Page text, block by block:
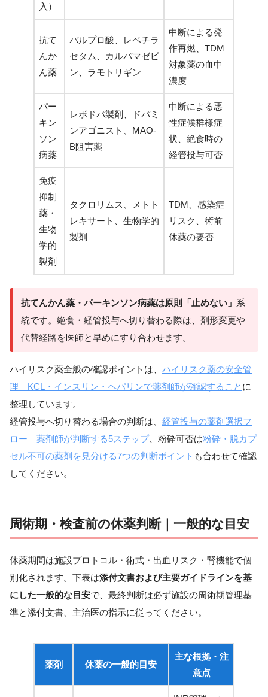
入）
抗て
んか
ん薬
バルプロ酸、レベチラ
セタム、カルバマゼピ
ン、ラモトリギン
中断による発
作再燃、TDM
対象薬の血中
濃度
パー
キン
ソン
病薬
レボドパ製剤、ドパミ
ンアゴニスト、MAO-
B阻害薬
中断による悪
性症候群様症
状、絶食時の
経管投与可否
免疫
抑制
薬・
生物
学的
製剤
タクロリムス、メトト
レキサート、生物学的
製剤
TDM、感染症
リスク、術前
休薬の要否
抗てんかん薬・パーキンソン病薬は原則「止めない」 系
統です。絶食・経管投与へ切り替わる際は、剤形変更や
代替経路を医師と早めにすり合わせます。
ハイリスク薬全般の確認ポイントは、 ハイリスク薬の安全管
理｜KCL・インスリン・ヘパリンで薬剤師が確認すること に
整理しています。
経管投与へ切り替わる場合の判断は、 経管投与の薬剤選択フ
ロー｜薬剤師が判断する5ステップ、粉砕可否は粉砕・脱カプ
セル不可の薬剤を見分ける7つの判断ポイント も合わせて確認
してください。
周術期・検査前の休薬判断｜一般的な目安
休薬期間は施設プロトコル・術式・出血リスク・腎機能で個
別化されます。下表は添付文書および主要ガイドラインを基
にした一般的な目安で、最終判断は必ず施設の周術期管理基
準と添付文書、主治医の指示に従ってください。
薬剤 休薬の一般的目安
主な根拠・注
意点